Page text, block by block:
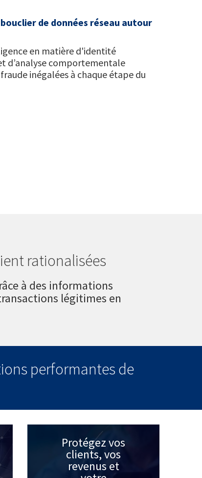
de données réseau autour
en matière d'identité
d’analyse comportementale
inégalées à chaque étape du
rationalisées
à des informations
légitimes en
performantes de
Protégez vos
clients, vos
revenus et